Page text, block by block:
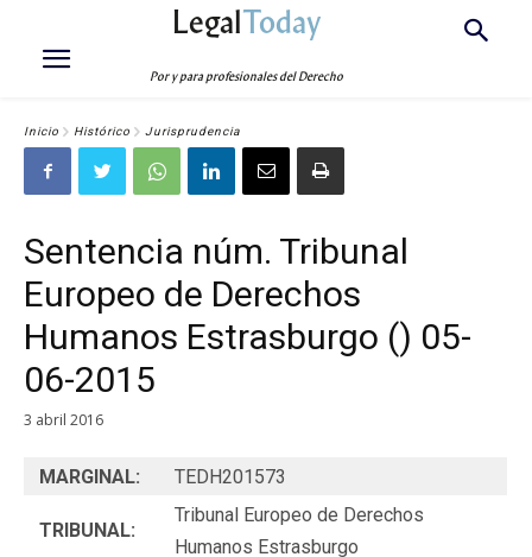
LegalToday
Por y para profesionales del Derecho
Inicio Histórico Jurisprudencia
Sentencia núm. Tribunal
Europeo de Derechos
Humanos Estrasburgo () 05-
06-2015
3 abril 2016
MARGINAL: TEDH201573
TRIBUNAL:
Tribunal Europeo de Derechos
Humanos Estrasburgo